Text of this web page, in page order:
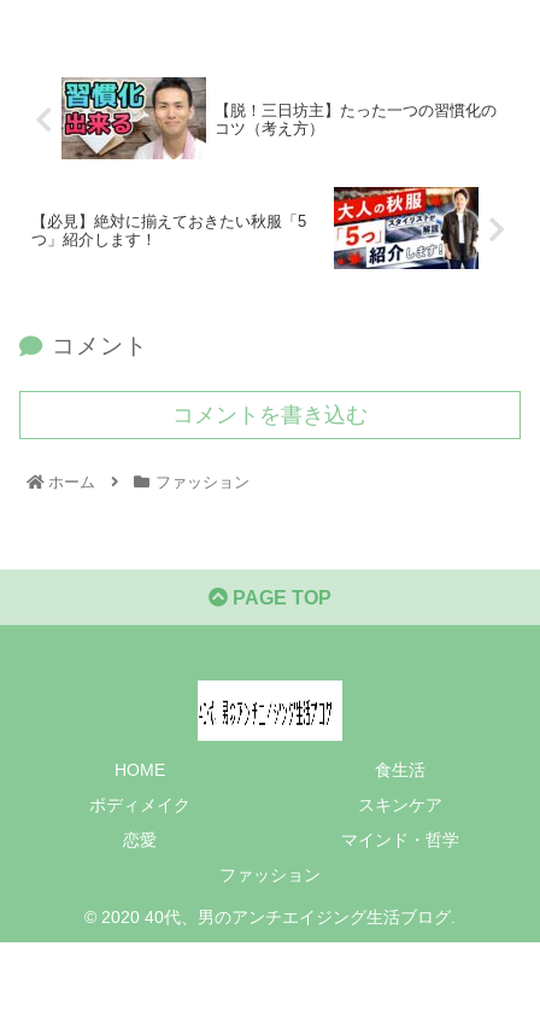
【脱！三日坊主】たった一つの習慣化の
コツ（考え方）
【必見】絶対に揃えておきたい秋服「5
つ」紹介します！
コメント
コメントを書き込む
ホーム ファッション
PAGE TOP
HOME
食生活
ボディメイク
スキンケア
恋愛
マインド・哲学
ファッション
© 2020 40代、男のアンチエイジング生活ブログ.